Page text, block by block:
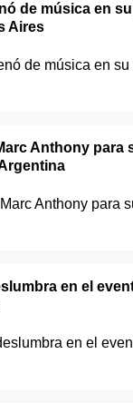
de música en
Aires
Anthony para
en el